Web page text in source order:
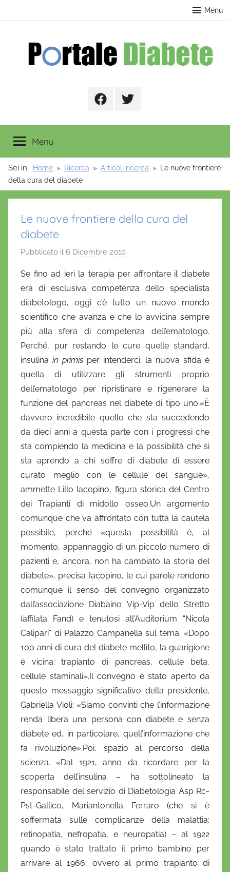
Menu
FacebookTwitter
Menu
Sei in: Home Ricerca Articoli ricerca
Le nuove frontiere
della cura del diabete
Le nuove frontiere della cura del
diabete
Pubblicato il 6 Dicembre 2010
D
a
n
i
e
l
a
'
O
o
Se fino ad ieri la terapia per affrontare il diabete
era di esclusiva competenza dello specialista
diabetologo, oggi c’è tutto un nuovo mondo
scientifico che avanza e che lo avvicina sempre
più alla sfera di competenza dell’ematologo.
Perché, pur restando le cure quelle standard,
insulina in primisper intenderci, la nuova sfida è
quella di utilizzare gli strumenti proprio
dell’ematologo per ripristinare e rigenerare la
funzione del pancreas nel diabete di tipo uno.«È
davvero incredibile quello che sta succedendo
da dieci anni a questa parte con i progressi che
sta compiendo la medicina e la possibilità che si
sta aprendo a chi soffre di diabete di essere
curato meglio con le cellule del sangue»,
ammette Lillo Iacopino, figura storica del Centro
dei Trapianti di midollo osseo.Un argomento
comunque che va affrontato con tutta la cautela
possibile, perché «questa possibilità è, al
momento, appannaggio di un piccolo numero di
pazienti e, ancora, non ha cambiato la storia del
diabete», precisa Iacopino, le cui parole rendono
comunque il senso del convegno organizzato
dall’associazione Diabaino Vip-Vip dello Stretto
(affilata Fand) e tenutosi all’Auditorium “Nicola
Calipari” di Palazzo Campanella sul tema: «Dopo
100 anni di cura del diabete mellito, la guarigione
è vicina: trapianto di pancreas, cellule beta,
cellule staminali».Il convegno è stato aperto da
questo messaggio significativo della presidente,
Gabriella Violi: «Siamo convinti che l’informazione
renda libera una persona con diabete e senza
diabete ed, in particolare, quell’informazione che
fa rivoluzione».Poi, spazio al percorso della
scienza. «Dal 1921, anno da ricordare per la
scoperta dell’insulina – ha sottolineato la
responsabile del servizio di Diabetologia Asp Rc-
Pst-Gallico, Mariantonella Ferraro (che si è
soffermata sulle complicanze della malattia:
retinopatia, nefropatia, e neuropatia) – al 1922
quando è stato trattato il primo bambino per
arrivare al 1966, ovvero al primo trapianto di